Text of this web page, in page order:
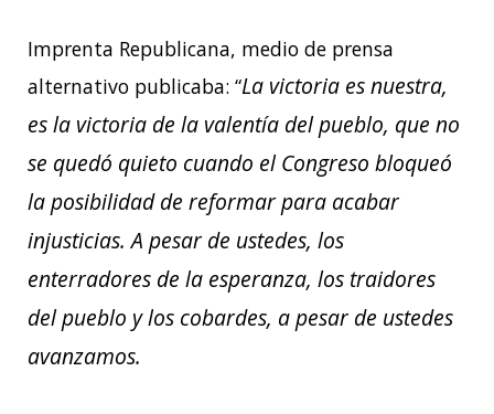
Imprenta Republicana, medio de prensa
alternativo publicaba: “La victoria es nuestra,
es la victoria de la valentía del pueblo, que no
se quedó quieto cuando el Congreso bloqueó
la posibilidad de reformar para acabar
injusticias. A pesar de ustedes, los
enterradores de la esperanza, los traidores
del pueblo y los cobardes, a pesar de ustedes
avanzamos.